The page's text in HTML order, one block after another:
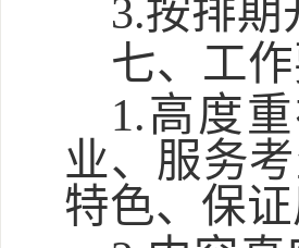
3.按排
七、工
1.高度
业、服务
特色、保证